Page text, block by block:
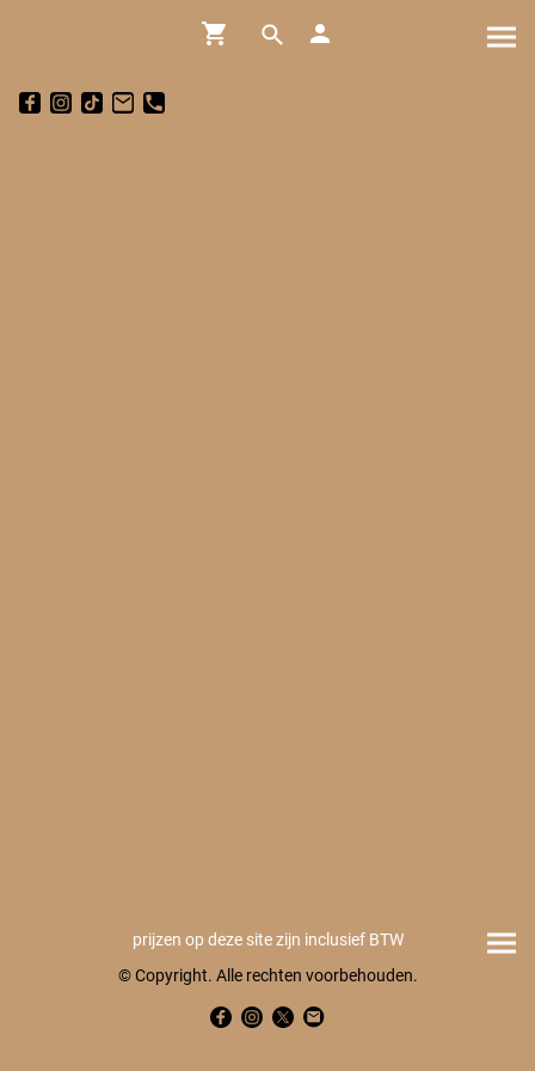
prijzen op deze site zijn inclusief BTW
© Copyright. Alle rechten voorbehouden.